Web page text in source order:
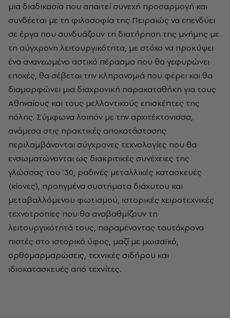
μια διαδικασία που απαιτεί συνεχή προσαρμογή και
συνδέεται με τη φιλοσοφία της Πειραιώς να επενδύει
σε έργα που συνδυάζουν τη διατήρηση της μνήμης με
τη σύγχρονη λειτουργικότητα, με στόχο να προκύψει
ένα ανανεωμένο αστικό πέρασμα που θα γεφυρώνει
εποχές, θα σέβεται την κληρονομιά που φέρει και θα
διαμορφώνει μια διαχρονική παρακαταθήκη για τους
Αθηναίους και τους μελλοντικούς επισκέπτες της
πόλης. Σύμφωνα λοιπόν με την αρχιτέκτονισσα,
ανάμεσα στις πρακτικές αποκατάστασης
περιλαμβάνονται σύγχρονες τεχνολογίες που θα
ενσωματώνονται ως διακριτικές συνέχειες της
γλώσσας του ’30, ραδινές μεταλλικές κατασκευές
(κίονες), προηγμένα συστήματα διάχυτου και
μεταβαλλόμενου φωτισμού, ιστορικές χειροτεχνικές
τεχνοτροπίες που θα αναβαθμίζουν τη
λειτουργικότητά τους, παραμένοντας ταυτόχρονα
πιστές στο ιστορικό ύφος, μαζί με μωσαϊκό,
ορθομαρμαρώσεις, τεχνικές σιδήρου και
ιδιοκατασκευές από τεχνίτες.